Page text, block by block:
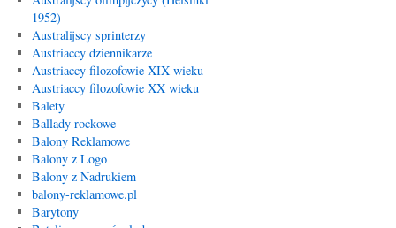
1952)
Australijscy sprinterzy
Austriaccy dziennikarze
Austriaccy filozofowie XIX wieku
Austriaccy filozofowie XX wieku
Balety
Ballady rockowe
Balony Reklamowe
Balony z Logo
Balony z Nadrukiem
balony-reklamowe.pl
Barytony